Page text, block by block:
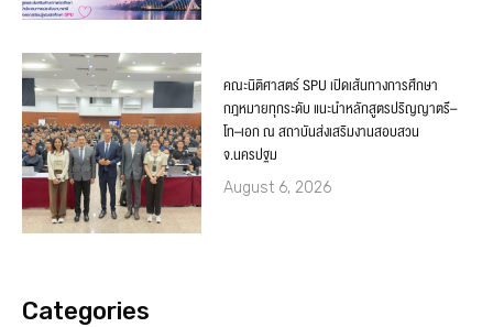
คณะนิติศาสตร์ SPU เปิดเส้นทางการศึกษา
กฎหมายทุกระดับ แนะนำหลักสูตรปริญญาตรี–
โท–เอก ณ สถาบันส่งเสริมงานสอบสวน
จ.นครปฐม
August 6, 2026
Categories